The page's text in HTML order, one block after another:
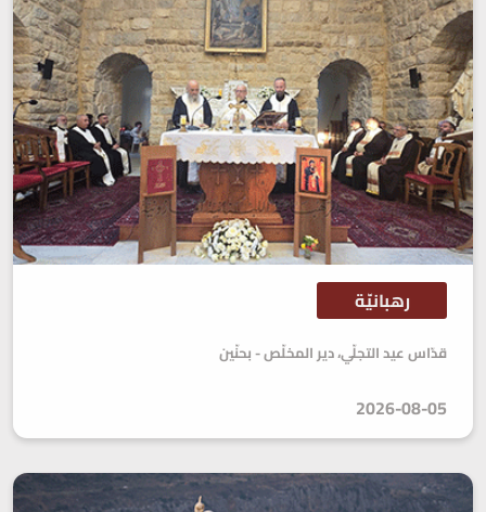
رهبانيّة
قدّاس عيد التجلّي، دير المخلّص - بحنّين
2026-08-05